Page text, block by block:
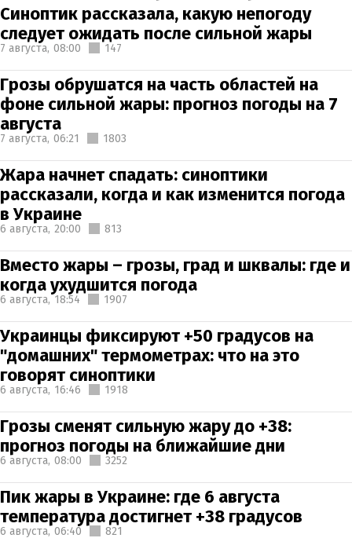
Синоптик рассказала, какую непогоду
следует ожидать после сильной жары
7 августа, 08:00 147
Грозы обрушатся на часть областей на
фоне сильной жары: прогноз погоды на 7
августа
7 августа, 06:21 1803
Жара начнет спадать: синоптики
рассказали, когда и как изменится погода
в Украине
6 августа, 20:00 813
Вместо жары – грозы, град и шквалы: где и
когда ухудшится погода
6 августа, 18:54 1907
Украинцы фиксируют +50 градусов на
"домашних" термометрах: что на это
говорят синоптики
6 августа, 16:46 1918
Грозы сменят сильную жару до +38:
прогноз погоды на ближайшие дни
6 августа, 08:00 3252
Пик жары в Украине: где 6 августа
температура достигнет +38 градусов
6 августа, 06:40 821